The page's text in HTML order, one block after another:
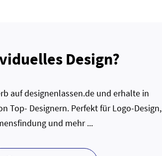
Design?
auf designenlassen.de und erhalte in
Top- Designern. Perfekt für Logo-Design,
und mehr ...